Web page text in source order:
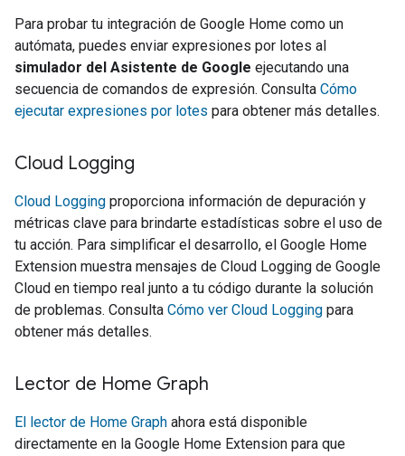
Para probar tu integración de Google Home como un
autómata, puedes enviar expresiones por lotes al
simulador del Asistente de Google ejecutando una
secuencia de comandos de expresión. Consulta Cómo
ejecutar expresiones por lotes para obtener más detalles.
Cloud Logging
Cloud Logging proporciona información de depuración y
métricas clave para brindarte estadísticas sobre el uso de
tu acción. Para simplificar el desarrollo, el Google Home
Extension muestra mensajes de Cloud Logging de Google
Cloud en tiempo real junto a tu código durante la solución
de problemas. Consulta Cómo ver Cloud Logging para
obtener más detalles.
Lector de Home Graph
El lector de Home Graph ahora está disponible
directamente en la Google Home Extension para que